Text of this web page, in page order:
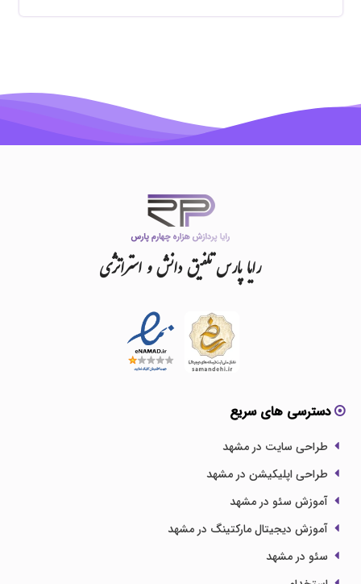
رایاپارستلفیقدانشواستراتژی
دسترسی های سریع
طراحی سایت در مشهد
طراحی اپلیکیشن در مشهد
آموزش سئو در مشهد
آموزش دیجیتال مارکتینگ در مشهد
سئو در مشهد